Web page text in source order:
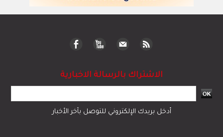
الاشتراك بالرسالة الاخبارية
أدخل بريدك الإلكتروني للتوصل بآخر الأخبار